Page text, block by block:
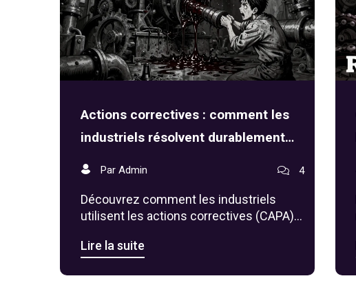
Actions correctives : comment les
industriels résolvent durablement
les problèmes de qualité
Par Admin 4
Découvrez comment les industriels
utilisent les actions correctives (CAPA)
de production. Guide pratique sur
Lire la suite